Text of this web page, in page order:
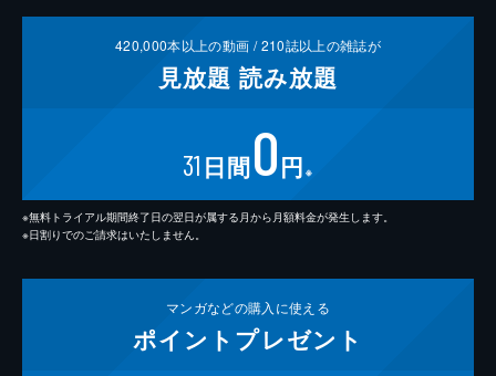
420,000本以上の動画 /210誌以上の雑誌が
見放題 読み放題
31 日間0円 ※
※無料トライアル期間終了日の翌日が属する月から月額料金が発生します。
※日割りでのご請求はいたしません。
マンガなどの購入に使える
ポイント プレゼント